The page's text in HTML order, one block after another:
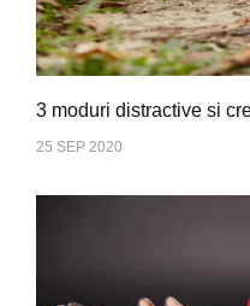
3 moduri distractive si
25 SEP 2020